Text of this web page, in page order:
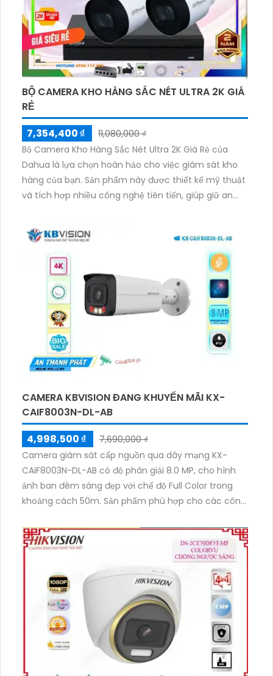
BỘ CAMERA KHO HÀNG SẮC NÉT ULTRA 2K GIÁ
RẺ
7,354,400 ₫
11,080,000 ₫
Bộ Camera Kho Hàng Sắc Nét Ultra 2K Giá Rẻ của
Dahua là lựa chọn hoàn hảo cho việc giám sát kho
hàng của bạn. Sản phẩm này được thiết kế mỹ thuật
và tích hợp nhiều công nghệ tiên tiến, giúp giữ an
này cung cấp hình ảnh sắc nét độ phân giải 2K, cho
phép quan sát chi tiết và rõ ràng. Đặc biệt, sản phẩm
còn trang bị chức năng thu âm, giúp quản lý ghi lại
cả âm thanh trong kho hàng. Điều này giúp tăng
cường hiệu quả giám sát và bảo vệ hàng hóa. Ngoài
ra, mức giá rẻ của bộ Camera này còn làm cho sản
phẩm trở nên hấp dẫn hơn.
CAMERA KBVISION ĐANG KHUYẾN MÃI KX-
CAIF8003N-DL-AB
4,998,500 ₫
7,690,000 ₫
Camera giám sát cấp nguồn qua dây mạng KX-
CAiF8003N-DL-AB có độ phân giải 8.0 MP, cho hình
ảnh ban đêm sáng đẹp với chế độ Full Color trong
khoảng cách 50m. Sản phẩm phù hợp cho các công
trên hệ thống IP POE, giúp tiết kiệm chi phí đặc biệt
cho các hệ thống lớn. Camera có màu ban đêm và
thân kim loại, được thiết kế để lắp đặt trong kho
hàng, công trình xây dựng và khu phố. Ngoài ra,
camera cũng tích hợp công nghệ AI, đem lại tính
năng thông minh và được sử dụng cho các dự án
cao cấp.